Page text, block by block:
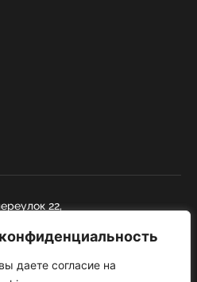
даете согласие на
22,